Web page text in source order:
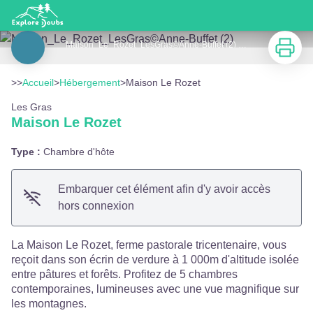
Maison Le Rozet
Maison_Le_Rozet_LesGras©Anne-Buffet (2) - Anne-Buffet
Voir l'image en plein écran
Imprimer
>>Accueil>Hébergement>Maison Le Rozet
Les Gras
Maison Le Rozet
Type : Chambre d'hôte
Embarquer cet élément afin d'y avoir accès
hors connexion
La Maison Le Rozet, ferme pastorale tricentenaire, vous
reçoit dans son écrin de verdure à 1 000m d'altitude isolée
entre pâtures et forêts. Profitez de 5 chambres
contemporaines, lumineuses avec une vue magnifique sur
les montagnes.